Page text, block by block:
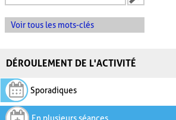
Voir tous les mots-clés
DÉROULEMENT DE L'ACTIVITÉ
Sporadiques